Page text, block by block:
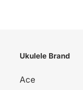
Ukulele Brand
Ace